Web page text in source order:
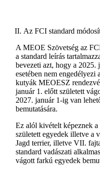
Az FCI standard
A MEOE Szövetség az
a standard leírás
bevezeti azt, hogy a 2025.
esetében nem
kutyák MEOESZ
január 1. előtt született
2027. január 1-ig van
bemutatására.
Ez alól kivételt képeznek
született egyedek illetve a
Jagd terrier, illetve VII.
standard vadászati
vágott farkú egyedek